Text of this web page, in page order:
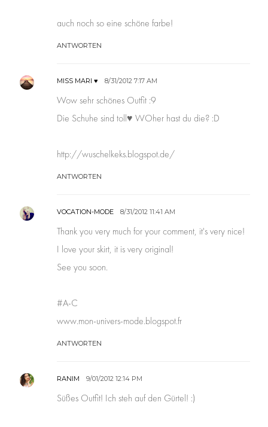
auch noch so eine schöne farbe!
ANTWORTEN
MISS MARI ♥ 8/31/2012 7:17 AM
Wow sehr schönes Outfit :9
Die Schuhe sind toll♥ WOher hast du die? :D
http://wuschelkeks.blogspot.de/
ANTWORTEN
VOCATION-MODE 8/31/2012 11:41 AM
Thank you very much for your comment, it's very nice!
I love your skirt, it is very original!
See you soon.
#A-C
www.mon-univers-mode.blogspot.fr
ANTWORTEN
RANIM 9/01/2012 12:14 PM
Süßes Outfit! Ich steh auf den Gürtel! :)